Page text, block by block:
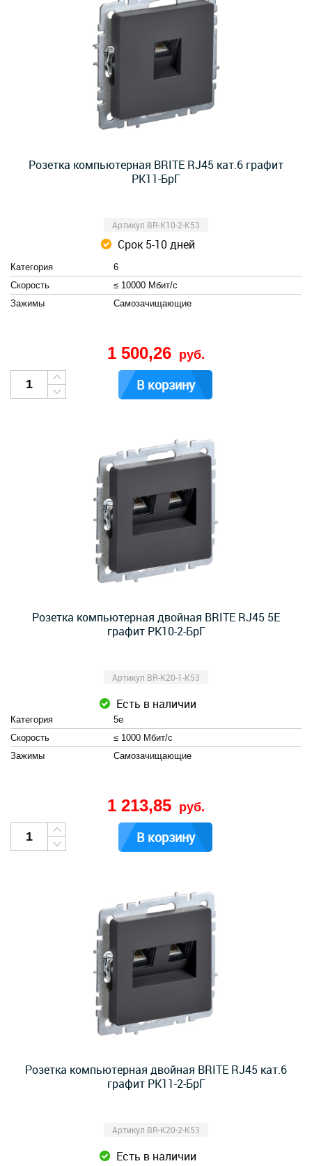
Розетка компьютерная BRITE RJ45 кат.6 графит
РК11-БрГ
Артикул BR-K10-2-K53
Срок 5-10 дней
Категория
6
Скорость
≤ 10000 Мбит/с
Зажимы
Cамозачищающие
1 500,26 руб.
В корзину
Розетка компьютерная двойная BRITE RJ45 5E
графит РК10-2-БрГ
Артикул BR-K20-1-K53
Есть в наличии
Категория
5e
Скорость
≤ 1000 Мбит/с
Зажимы
Cамозачищающие
1 213,85 руб.
В корзину
Розетка компьютерная двойная BRITE RJ45 кат.6
графит РК11-2-БрГ
Артикул BR-K20-2-K53
Есть в наличии